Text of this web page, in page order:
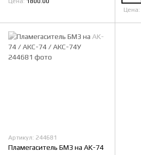
Цена
Артикул: 244681
Пламегаситель БМ3 на AK-74